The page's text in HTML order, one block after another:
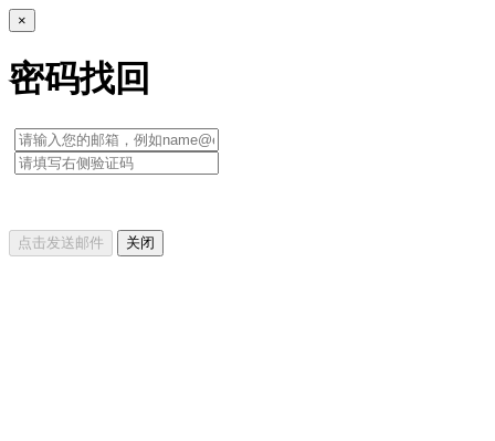
×
密码找回
点击发送邮件 关闭